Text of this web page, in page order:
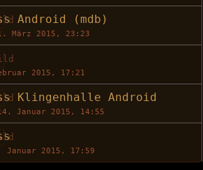
Android (mdb)
März 2015, 23:23
2015, 17:21
Klingenhalle Android
Januar 2015, 14:55
Januar 2015, 17:59